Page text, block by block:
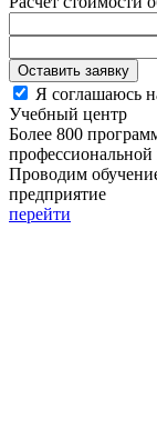
Оставить заявку
Я соглашаюсь
Учебный центр
Более 800
Проводим
предприятие
перейти